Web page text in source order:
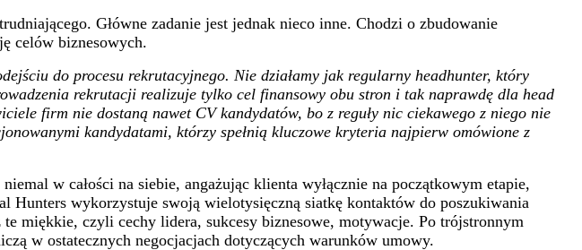
Główne zadanie jest jednak nieco inne. Chodzi o zbudowanie
celów biznesowych.
do procesu rekrutacyjnego. Nie działamy jak regularny headhunter, który
rekrutacji realizuje tylko cel finansowy obu stron i tak naprawdę dla head
firm nie dostaną nawet CV kandydatów, bo z reguły nic ciekawego z niego nie
kandydatami, którzy spełnią kluczowe kryteria najpierw omówione z
w całości na siebie, angażując klienta wyłącznie na początkowym etapie,
Hunters wykorzystuje swoją wielotysięczną siatkę kontaktów do poszukiwania
miękkie, czyli cechy lidera, sukcesy biznesowe, motywacje. Po trójstronnym
w ostatecznych negocjacjach dotyczących warunków umowy.